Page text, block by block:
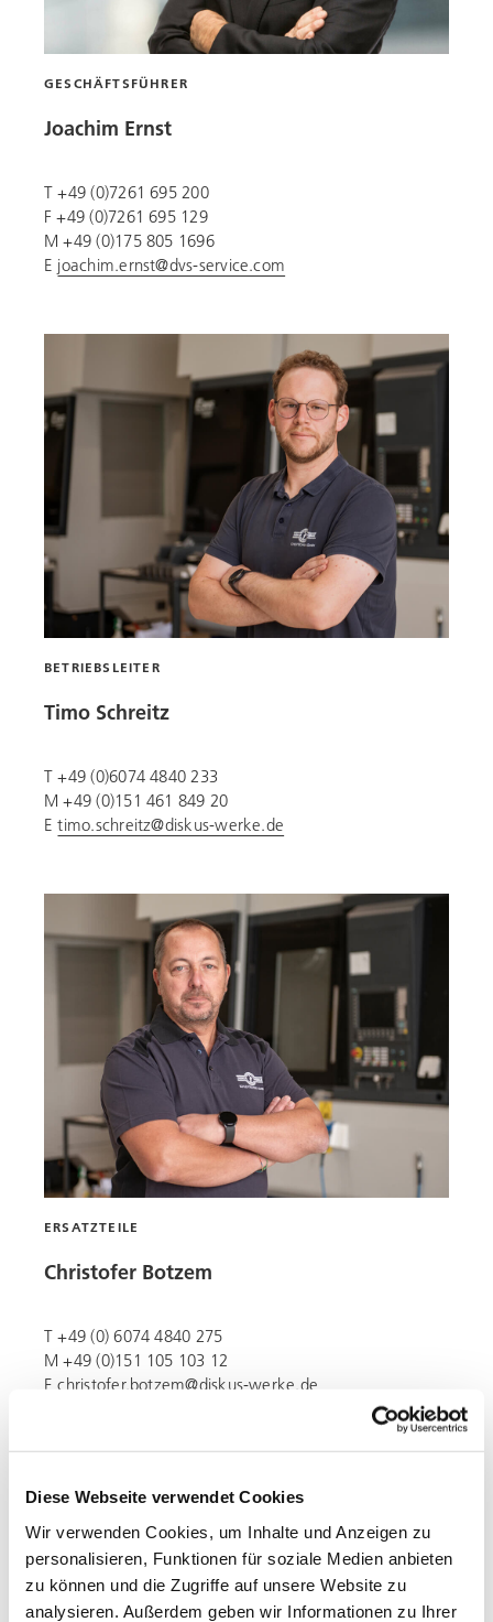
Diese Webseite verwendet Cookies
Wir verwenden Cookies, um Inhalte und Anzeigen zu
personalisieren, Funktionen für soziale Medien anbieten
zu können und die Zugriffe auf unsere Website zu
analysieren. Außerdem geben wir Informationen zu Ihrer
GESCHÄFTSFÜHRER
Joachim Ernst
T +49 (0)7261 695 200
F +49 (0)7261 695 129
M +49 (0)175 805 1696
E joachim.ernst@dvs-service.com
BETRIEBSLEITER
Timo Schreitz
T +49 (0)6074 4840 233
M +49 (0)151 461 849 20
Etimo.schreitz@diskus-werke.de
ERSATZTEILE
Christofer Botzem
T +49 (0) 6074 4840 275
M +49 (0)151 105 103 12
Echristofer.botzem@diskus-werke.de